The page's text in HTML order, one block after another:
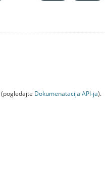
(pogledajte Dokumenаtаcijа API-jа).